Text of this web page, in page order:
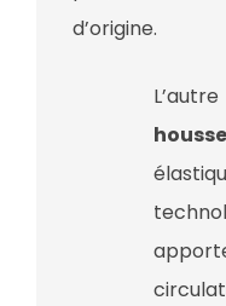
d’origine.